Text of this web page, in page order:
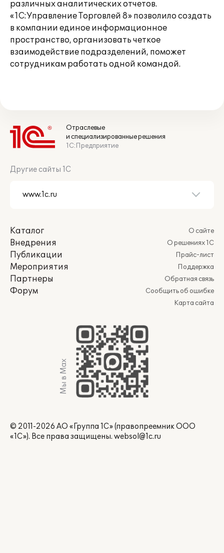
различных аналитических отчетов.
«1С:Управление Торговлей 8» позволило создать
в компании единое информационное
пространство, организовать четкое
взаимодействие подразделений, поможет
сотрудникам работать одной командой.
Отраслевые
и специализированные решения
1С:Предприятие
Другие сайты 1С
Каталог
Внедрения
Публикации
Мероприятия
Партнеры
Форум
О сайте
О решениях 1С
Прайс-лист
Поддержка
Обратная связь
Сообщить об ошибке
Карта сайта
Мы в Max
© 2011-2026 АО «Группа 1С» (правопреемник ООО
«1С»). Все права защищены. websol@1c.ru